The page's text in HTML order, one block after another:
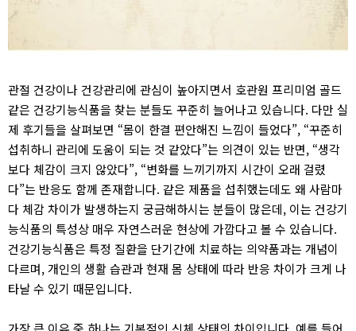
관절 건강이나 건강관리에 관심이 높아지면서 호관원 프리미엄 골드
같은 건강기능식품을 찾는 분들도 꾸준히 늘어나고 있습니다. 다만 실
제 후기들을 살펴보면 “몸이 한결 편안해진 느낌이 들었다”, “꾸준히
섭취하니 관리에 도움이 되는 것 같았다”는 의견이 있는 반면, “생각
보다 체감이 크지 않았다”, “변화를 느끼기까지 시간이 오래 걸렸
다”는 반응도 함께 존재합니다. 같은 제품을 섭취했는데도 왜 사람마
다 체감 차이가 발생하는지 궁금해하시는 분들이 많은데, 이는 건강기
능식품의 특성상 매우 자연스러운 현상에 가깝다고 볼 수 있습니다.
건강기능식품은 특정 질환을 단기간에 치료하는 의약품과는 개념이
다르며, 개인의 생활 습관과 현재 몸 상태에 따라 반응 차이가 크게 나
타날 수 있기 때문입니다.